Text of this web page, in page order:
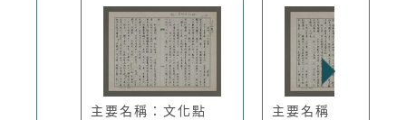
主要名稱：文化點 主要名稱：台灣から